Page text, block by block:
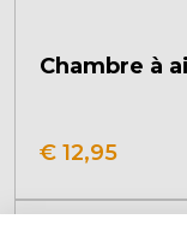
Chambre à
€ 12,95